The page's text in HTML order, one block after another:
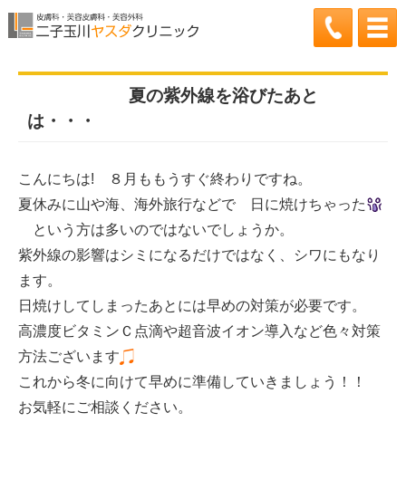
夏の紫外線を浴びたあと
は・・・
こんにちは! ８月ももうすぐ終わりですね。
夏休みに山や海、海外旅行などで 日に焼けちゃった
という方は多いのではないでしょうか。
紫外線の影響はシミになるだけではなく、シワにもなり
ます。
日焼けしてしまったあとには早めの対策が必要です。
高濃度ビタミンＣ点滴や超音波イオン導入など色々対策
方法ございます
これから冬に向けて早めに準備していきましょう！！
お気軽にご相談ください。